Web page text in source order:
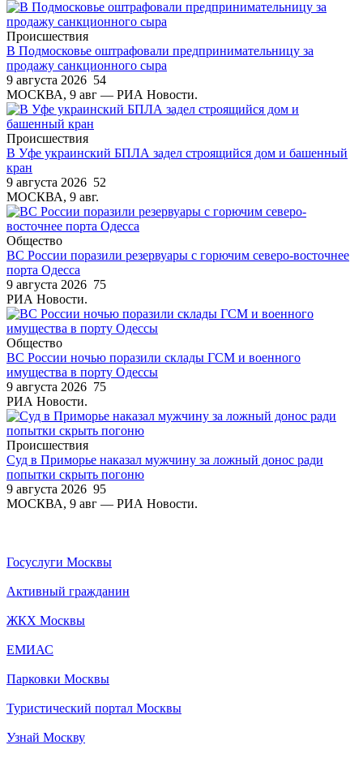
Происшествия
В Подмосковье оштрафовали предпринимательницу за
продажу санкционного сыра
9 августа 2026 54
МОСКВА, 9 авг — РИА Новости.
Происшествия
В Уфе украинский БПЛА задел строящийся дом и башенный
кран
9 августа 2026 52
МОСКВА, 9 авг.
Общество
ВС России поразили резервуары с горючим северо-восточнее
порта Одесса
9 августа 2026 75
РИА Новости.
Общество
ВС России ночью поразили склады ГСМ и военного
имущества в порту Одессы
9 августа 2026 75
РИА Новости.
Происшествия
Суд в Приморье наказал мужчину за ложный донос ради
попытки скрыть погоню
9 августа 2026 95
МОСКВА, 9 авг — РИА Новости.
Госуслуги Москвы
Активный гражданин
ЖКХ Москвы
ЕМИАС
Парковки Москвы
Туристический портал Москвы
Узнай Москву